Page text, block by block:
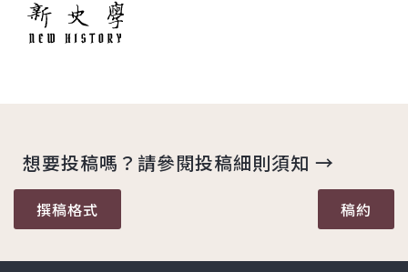
想要投稿嗎？請參閱投稿細則須知 →
撰稿格式 稿約